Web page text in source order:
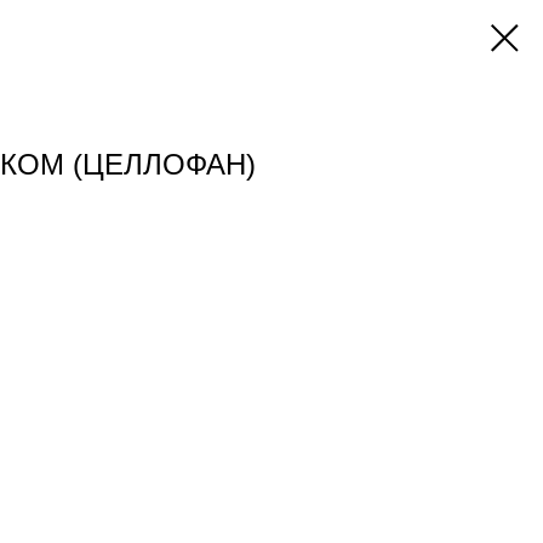
(ЦЕЛЛОФАН)